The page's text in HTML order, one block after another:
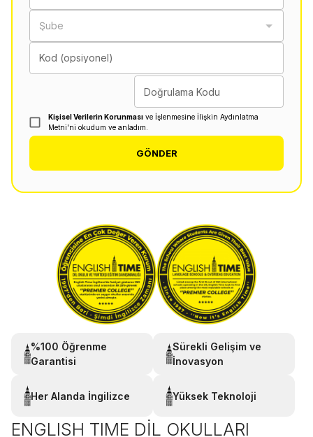
Şube
Kod (opsiyonel)
Doğrulama Kodu
Kişisel Verilerin Korunması ve İşlenmesine İlişkin Aydınlatma
Metni'ni okudum ve anladım.
GÖNDER
%100 Öğrenme
Garantisi
Sürekli Gelişim ve
İnovasyon
Her Alanda İngilizce Yüksek Teknoloji
ENGLISH TIME DIL OKULLARI